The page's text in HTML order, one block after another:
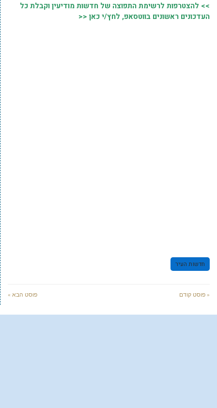
>> להצטרפות לרשימת התפוצה של חדשות מודיעין וקבלת כל
העדכונים ראשונים בווטסאפ, לחץ/י כאן <<
חדשות העיר
« פוסט קודם פוסט הבא »